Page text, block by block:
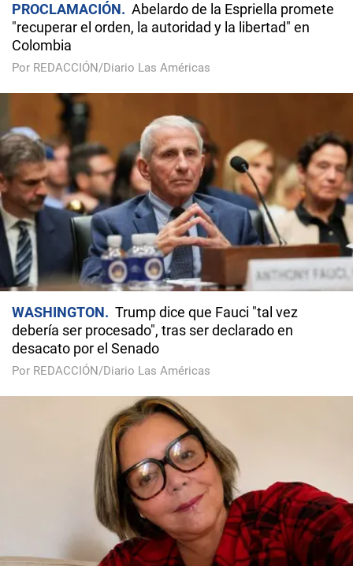
PROCLAMACIÓN
Abelardo de la Espriella promete
"recuperar el orden, la autoridad y la libertad" en
Colombia
Por REDACCIÓN/Diario Las Américas
WASHINGTON
Trump dice que Fauci "tal vez
debería ser procesado", tras ser declarado en
desacato por el Senado
Por REDACCIÓN/Diario Las Américas